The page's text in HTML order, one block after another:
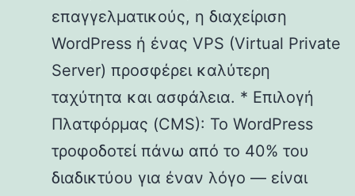
επαγγελματικούς, η διαχείριση
WordPress ή ένας VPS (Virtual Private
Server) προσφέρει καλύτερη
ταχύτητα και ασφάλεια. * Επιλογή
Πλατφόρμας (CMS): Το WordPress
τροφοδοτεί πάνω από το 40% του
διαδικτύου για έναν λόγο — είναι